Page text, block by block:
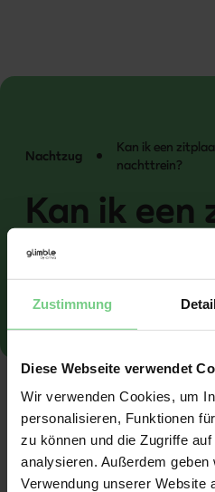
Zustimmung
Diese Webseite verwendet
Wir verwenden Cookies, um
personalisieren, Funktionen
zu können und die Zugriffe
analysieren. Außerdem
Verwendung unserer Website
Nachtzug
Kan ik een
nachttrein?
Kan ik
reserveren
Je reserveert geen
reserveert wel een zitplaats
zitten in de trein. Als alle
trein uitverkocht.